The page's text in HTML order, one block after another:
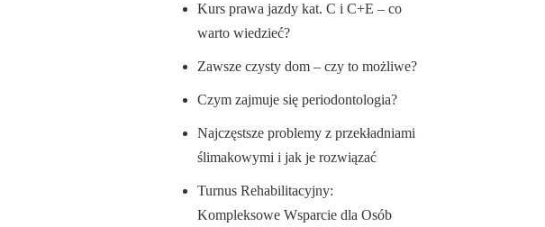
Kurs prawa jazdy kat. C i C+E – co
warto wiedzieć?
Zawsze czysty dom – czy to możliwe?
Czym zajmuje się periodontologia?
Najczęstsze problemy z przekładniami
ślimakowymi i jak je rozwiązać
Turnus Rehabilitacyjny:
Kompleksowe Wsparcie dla Osób